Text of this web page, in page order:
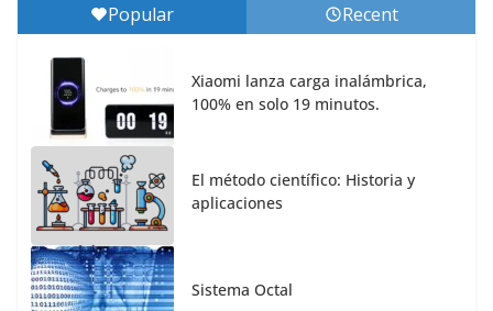
Popular Recent
Xiaomi lanza carga inalámbrica,
100% en solo 19 minutos.
El método científico: Historia y
aplicaciones
Sistema Octal